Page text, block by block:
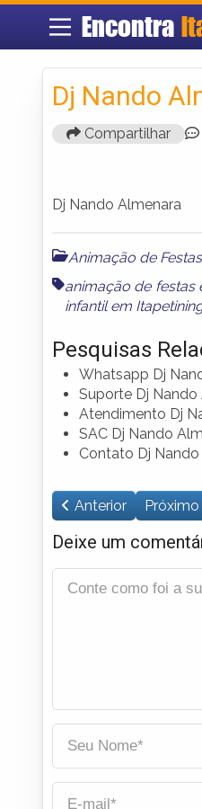
Encontra
Dj Nando
Compartilhar
Dj Nando Almenara
Animação de
animação de festas
infantil em
Pesquisas
Whatsapp Dj
Suporte Dj Nando
Atendimento Dj
SAC Dj Nando
Contato Dj
Anterior Próximo
Deixe um